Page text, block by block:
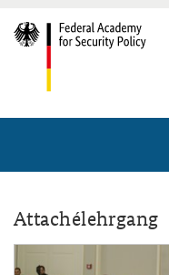
Advisory Board
Organisation
Seminars,
Security Policy Course
Working Papers
Attachélehrgang
_mg_3547.jpg